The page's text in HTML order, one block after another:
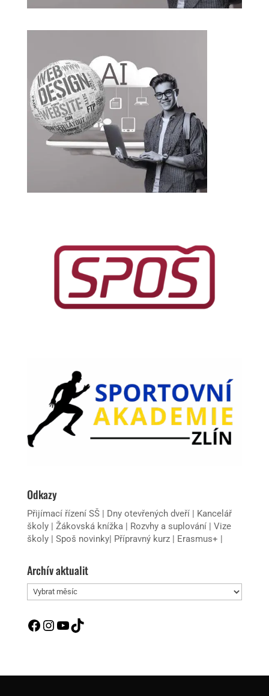
Odkazy
Přijímací řízení SŠ| Dny otevřených dveří| Kancelář
školy| Žákovská knížka| Rozvhy a suplování | Vize
školy | Spoš novinky| Přípravný kurz| Erasmus+ |
Archív aktualit
Archív
aktualit
Facebook
Instagram
YouTube
TikTok